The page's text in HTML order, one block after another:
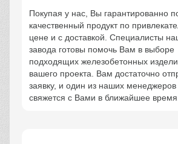
Покупая у нас, Вы гарантированно
качественный продукт по
цене и с доставкой. Специалисты
завода готовы помочь Вам в выборе
подходящих железобетонных
вашего проекта. Вам достаточно
заявку, и один из наших менеджеров
свяжется с Вами в ближайшее время.